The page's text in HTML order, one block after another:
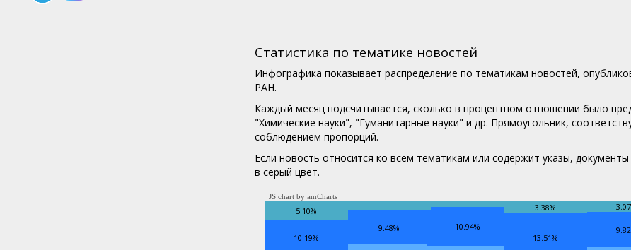
Статистика по тематике новостей
Инфографика показывает распределение по тематикам новостей,
РАН.
Каждый месяц подсчитывается, сколько в процентном отношении было
"Химические науки", "Гуманитарные науки" и др. Прямоугольник,
соблюдением пропорций.
Если новость относится ко всем тематикам или содержит указы,
в серый цвет.
10.19%
9.48%
10.94%
13.51%
5.10% 3.38%
JS chart by amCharts